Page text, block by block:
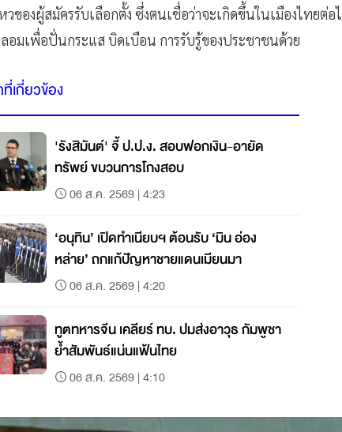
ของผู้สมัครรับเลือกตั้ง ซึ่งตนเชื่อว่าจะเกิดขึ้นในเมืองไทยต่
มเพื่อปั่นกระแส บิดเบือน การรับรู้ของประชาชนด้วย
เกี่ยวข้อง
'รังสิมันต์' จี้ ป.ป.ง. สอบฟอกเงิน-อายัด
ทรัพย์ ขบวนการโกงสอบ
06 ส.ค. 2569 | 4:23
‘อนุทิน’ เปิดทำเนียบฯ ต้อนรับ ‘มิน อ่อง
หล่าย’ ถกแก้ปัญหาชายแดนเมียนมา
06 ส.ค. 2569 | 4:20
ทูตทหารจีน เคลียร์ ทบ. ปมส่งอาวุธ กัมพูชา
ย้ำสัมพันธ์แน่นแฟ้นไทย
06 ส.ค. 2569 | 4:10